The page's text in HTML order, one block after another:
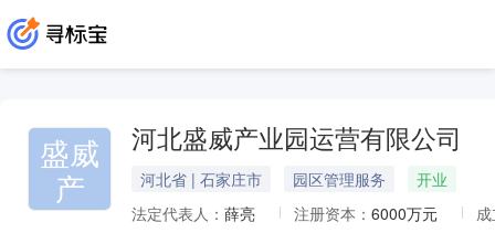
盛威
产
河北盛威产业园运营有限公司
河北省 | 石家庄市 园区管理服务
开业
法定代表人： 薛亮 注册资本： 6000万元